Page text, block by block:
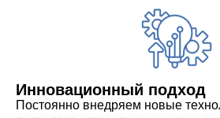
Инновационный подход
Постоянно внедряем новые